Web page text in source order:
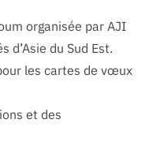
organisée par AJI
d’Asie du Sud Est.
les cartes de vœux
et des